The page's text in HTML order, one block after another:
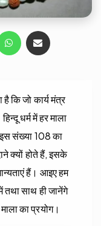
WhatsApp
है कि जो कार्य मंत्र
धर्म में हर माला
इस संख्या 108 का
क्यों होते हैं, इसके
हैं। आइए हम
तथा साथ ही जानेंगे
का प्रयोग।